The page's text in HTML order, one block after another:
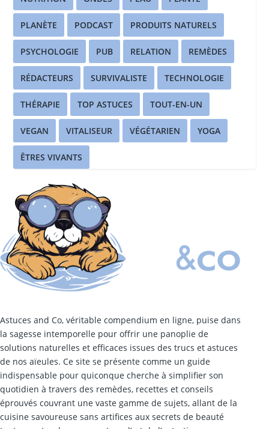
PLANÈTE PODCAST PRODUITS NATURELS
PSYCHOLOGIE PUB RELATION REMÈDES
RÉDACTEURS SURVIVALISTE TECHNOLOGIE
THÉRAPIE TOP ASTUCES TOUT-EN-UN
VEGAN VITALISEUR VÉGÉTARIEN YOGA
ÊTRES VIVANTS
Astuces and Co, véritable compendium en ligne, puise dans
la sagesse intemporelle pour offrir une panoplie de
solutions naturelles et efficaces issues des trucs et astuces
de nos aïeules. Ce site se présente comme un guide
indispensable pour quiconque cherche à simplifier son
quotidien à travers des remèdes, recettes et conseils
éprouvés couvrant une vaste gamme de sujets, allant de la
cuisine savoureuse sans artifices aux secrets de beauté